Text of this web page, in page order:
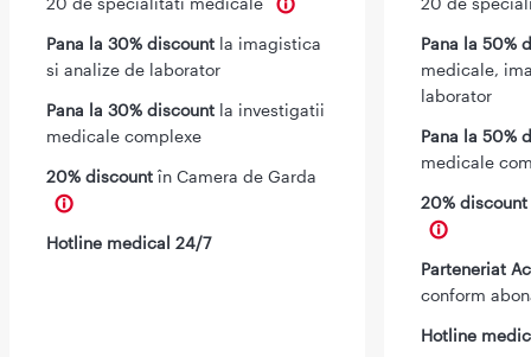
Pana la 30% discount la imagistica
si analize de laborator
Pana la 30% discount la investigatii
medicale complexe
20% discount în Camera de Garda
Hotline medical 24/7
Pana la 50%
medicale,
laborator
Pana la 50%
medicale
20%
Parteneriat
conform
Hotline